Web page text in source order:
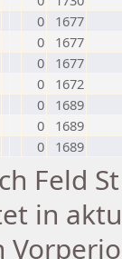
0
1677
0
1677
0
1677
0
1672
0
1689
0
1689
0 1689
Feld
in